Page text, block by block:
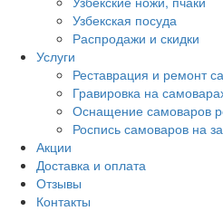
Узбекская посуда
Распродажи и скидки
Услуги
Реставрация и ремонт
Гравировка на
Оснащение самоваров
Роспись самоваров на
Акции
Доставка и оплата
Отзывы
Контакты